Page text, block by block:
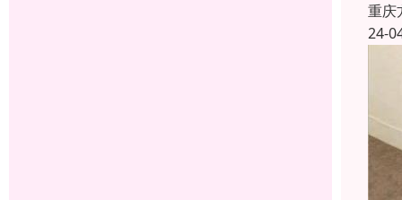
重庆
24-